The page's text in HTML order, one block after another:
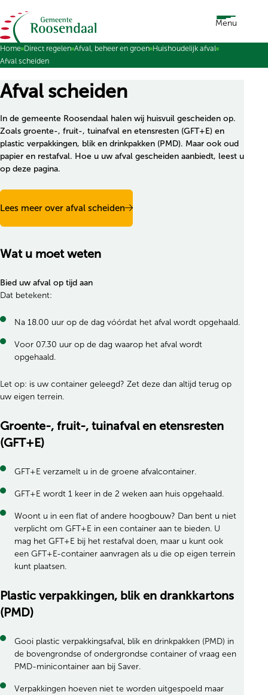
Ga naar de inhoud Menu
Home Direct regelen Afval, beheer en groen Huishoudelijk afval
Afval scheiden
Afval scheiden
In de gemeente Roosendaal halen wij huisvuil gescheiden op.
Zoals groente-, fruit-, tuinafval en etensresten (GFT+E) en
plastic verpakkingen, blik en drinkpakken (PMD). Maar ook oud
papier en restafval. Hoe u uw afval gescheiden aanbiedt, leest u
op deze pagina.
Lees meer over afval scheiden
Wat u moet weten
Bied uw afval op tijd aan
Dat betekent:
Na 18.00 uur op de dag vóórdat het afval wordt opgehaald.
Voor 07.30 uur op de dag waarop het afval wordt
opgehaald.
Let op: is uw container geleegd? Zet deze dan altijd terug op
uw eigen terrein.
Groente-, fruit-, tuinafval en etensresten
(GFT+E)
GFT+E verzamelt u in de groene afvalcontainer.
GFT+E wordt 1 keer in de 2 weken aan huis opgehaald.
Woont u in een flat of andere hoogbouw? Dan bent u niet
verplicht om GFT+E in een container aan te bieden. U
mag het GFT+E bij het restafval doen, maar u kunt ook
een GFT+E-container aanvragen als u die op eigen terrein
kunt plaatsen.
Plastic verpakkingen, blik en drankkartons
(PMD)
Gooi plastic verpakkingsafval, blik en drinkpakken (PMD) in
de bovengrondse of ondergrondse container of vraag een
PMD-minicontainer aan bij Saver.
Verpakkingen hoeven niet te worden uitgespoeld maar